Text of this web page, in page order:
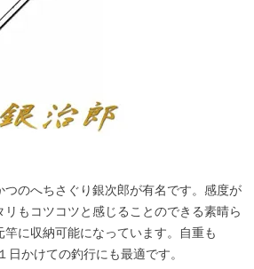
のへちさぐり銀次郎が有名です。感度が
もコツコツと感じることのできる素晴ら
竿に収納可能になっています。自重も
日かけての釣行にも最適です。